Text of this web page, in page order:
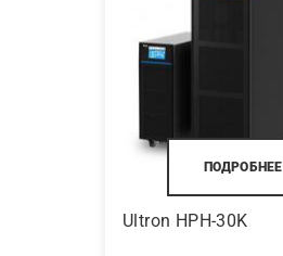
Ultron HPH-30K
ПОДРОБНЕЕ